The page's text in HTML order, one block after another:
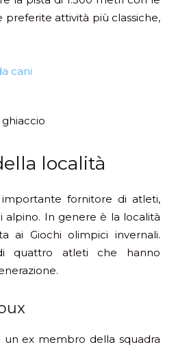
preferite attività più classiche,
cani
località
fornitore di atleti,
alpino. In genere è la località
ai Giochi olimpici invernali.
quattro atleti che hanno
un ex membro della squadra